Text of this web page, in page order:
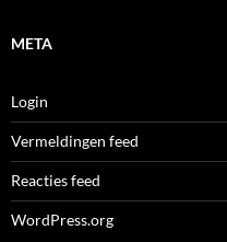
META
Login
Vermeldingen feed
Reacties feed
WordPress.org